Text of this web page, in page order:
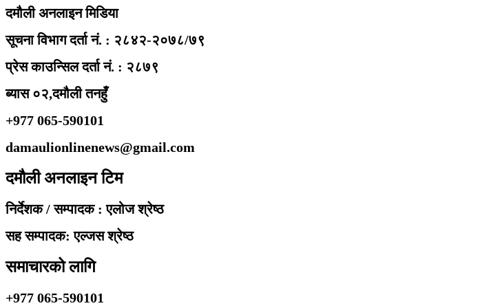
दमौली अनलाइन मिडिया
सूचना विभाग दर्ता नं. : २८४२-२०७८/७९
प्रेस काउन्सिल दर्ता नं. : २८७९
ब्यास ०२,दमौली तनहुँ
+977 065-590101
damaulionlinenews@gmail.com
दमौली अनलाइन टिम
निर्देशक / सम्पादक : एलोज श्रेष्ठ
सह सम्पादक: एल्जस श्रेष्ठ
समाचारको लागि
+977 065-590101